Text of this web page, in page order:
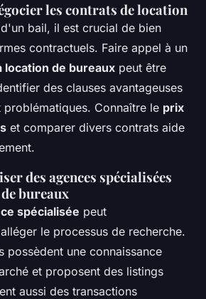
les contrats de location
bail, il est crucial de bien
contractuels. Faire appel à un
location de bureaux peut être
des clauses avantageuses
Connaître le prix
et comparer divers contrats aide
des agences spécialisées
bureaux
spécialisée peut
le processus de recherche.
possèdent une connaissance
et proposent des listings
aussi des transactions